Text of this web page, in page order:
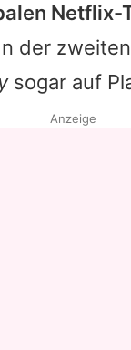
Netflix-
der
sogar auf
Anzeige